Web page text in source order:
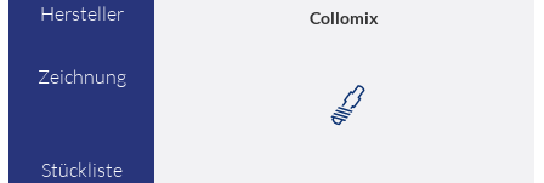
Hersteller Collomix
Zeichnung
Stückliste